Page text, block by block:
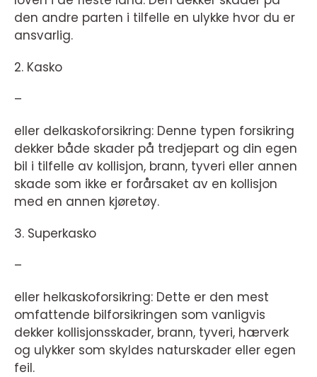
den andre parten i tilfelle en ulykke hvor du er
ansvarlig.
2. Kasko
–
eller delkaskoforsikring: Denne typen forsikring
dekker både skader på tredjepart og din egen
bil i tilfelle av kollisjon, brann, tyveri eller annen
skade som ikke er forårsaket av en kollisjon
med en annen kjøretøy.
3. Superkasko
–
eller helkaskoforsikring: Dette er den mest
omfattende bilforsikringen som vanligvis
dekker kollisjonsskader, brann, tyveri, hærverk
og ulykker som skyldes naturskader eller egen
feil.